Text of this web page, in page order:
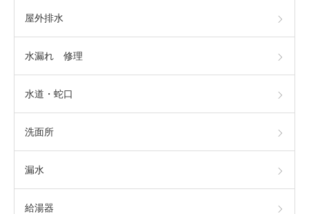
屋外排水
水漏れ 修理
水道・蛇口
洗面所
漏水
給湯器